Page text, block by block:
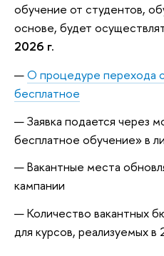
обучение от студентов,
основе, будет
2026 г.
О процедуре перехода
бесплатное
Заявка подается через
бесплатное обучение» в
Вакантные места
кампании
Количество вакантных
для курсов, реализуемых